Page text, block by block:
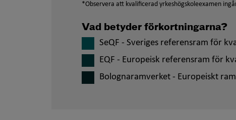
*Observera att kvalificerad yrkeshögskoleexamen
Vad betyder förkortningarna?
SeQF - Sveriges referensram för
EQF - Europeisk referensram för
Bolognaramverket - Europeiskt